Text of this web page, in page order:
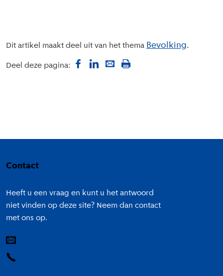
Dit artikel maakt deel uit van het thema Bevolking
Deel deze pagina:
Contact
Heeft u een vraag en kunt u het antwoord
niet vinden op deze site? Neem dan contact
met ons op.